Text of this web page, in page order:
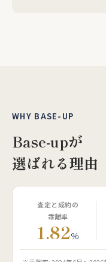
WHY BASE-UP
Base-upが
選ばれる理由
査定と成約の
乖離率
1.82%